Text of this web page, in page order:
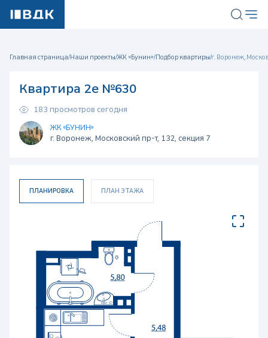
Главная страница/Наши проекты/ЖК «Бунин»/Подбор квартиры/г. Воронеж,
Квартира 2е №630
183 просмотров сегодня
ЖК «БУНИН»
г. Воронеж, Московский пр-т, 132, секция 7
ПЛАНИРОВКА ПЛАН ЭТАЖА